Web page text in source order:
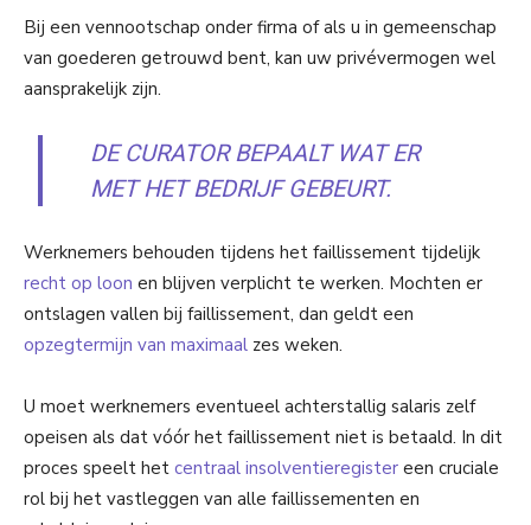
Bij een vennootschap onder firma of als u in gemeenschap
van goederen getrouwd bent, kan uw privévermogen wel
aansprakelijk zijn.
DE CURATORBEPAALT WAT ER
MET HET BEDRIJF GEBEURT.
Werknemers behouden tijdens het faillissement tijdelijk
recht op loon en blijven verplicht te werken. Mochten er
ontslagen vallen bij faillissement, dan geldt een
opzegtermijn van maximaal zes weken.
U moet werknemers eventueel achterstallig salaris zelf
opeisen als dat vóór het faillissement niet is betaald. In dit
proces speelt het centraal insolventieregister een cruciale
rol bij het vastleggen van alle faillissementen en